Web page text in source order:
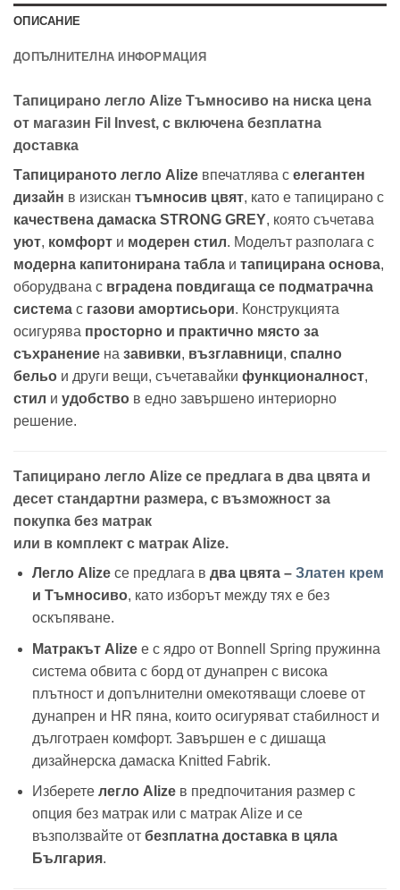
ОПИСАНИЕ
ДОПЪЛНИТЕЛНА ИНФОРМАЦИЯ
Тапицирано легло Alize Тъмносиво на ниска цена
от магазин Fil Invest, с включена безплатна
доставка
Тапицираното легло Alize впечатлява с елегантен
дизайн в изискан тъмносив цвят, като е тапицирано с
качествена дамаска STRONG GREY, която съчетава
уют, комфорт и модерен стил. Моделът разполага с
модерна капитонирана табла и тапицирана основа,
оборудвана с вградена повдигаща се подматрачна
система с газови амортисьори. Конструкцията
осигурява просторно и практично място за
съхранение на завивки, възглавници, спално
бельо и други вещи, съчетавайки функционалност,
стил и удобство в едно завършено интериорно
решение.
Тапицирано легло Alize се предлага в два цвята и
десет стандартни размера, с възможност за
покупка без матрак
или в комплект с матрак Alize.
Легло Alize се предлага в два цвята – Златен крем
и Тъмносиво, като изборът между тях е без
оскъпяване.
Матракът Alizeе с ядро от Bonnell Spring пружинна
система обвита с борд от дунапрен с висока
плътност и допълнителни омекотяващи слоеве от
дунапрен и HR пяна, които осигуряват стабилност и
дълготраен комфорт. Завършен е с дишаща
дизайнерска дамаска Knitted Fabrik.
Изберете легло Alizeв предпочитания размер с
опция без матрак или с матрак Alize и се
възползвайте от безплатна доставка в цяла
България.